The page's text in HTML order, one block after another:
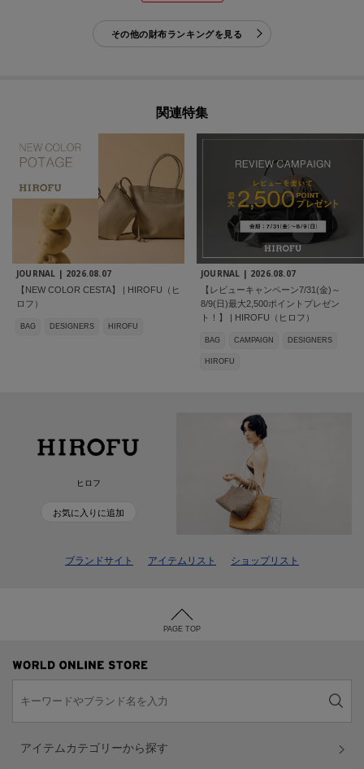
その他の財布ランキングを見る
関連特集
JOURNAL | 2026.08.07
【NEW COLOR CESTA】 | HIROFU（ヒ
ロフ）
BAG DESIGNERS HIROFU
JOURNAL | 2026.08.07
【レビューキャンペーン7/31(金)～
8/9(日)最大2,500ポイントプレゼン
ト！】 | HIROFU（ヒロフ）
BAG CAMPAIGN DESIGNERS
HIROFU
ヒロフ
お気に入りに追加
ブランドサイト アイテムリスト ショップリスト
PAGE TOP
アイテムカテゴリーから探す